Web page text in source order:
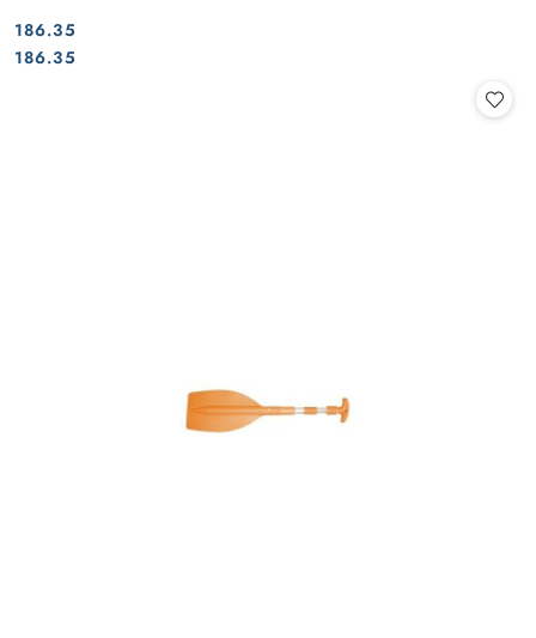
Cena:
186.35
Cena:
186.35